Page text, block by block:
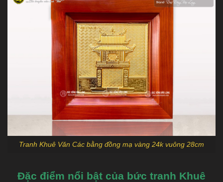
Tranh Khuê Văn Các bằng đồng mạ vàng 24k vuông 28cm
Đặc điểm nổi bật của bức tranh Khuê